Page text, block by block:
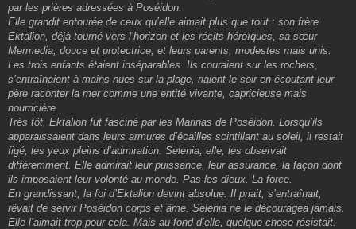
par les prières adressées à Poséidon.
Elle grandit entourée de ceux qu’elle aimait plus que tout : son frère
Ektalion, déjà tourné vers l’horizon et les récits héroïques, sa sœur
Mermedia, douce et protectrice, et leurs parents, modestes mais unis.
Les trois enfants étaient inséparables. Ils couraient sur les rochers,
s’entraînaient à mains nues sur la plage, riaient le soir en écoutant leur
père raconter la mer comme une entité vivante, capricieuse mais
nourricière.
Très tôt, Ektalion fut fasciné par les Marinas de Poséidon. Lorsqu’ils
apparaissaient dans leurs armures d’écailles scintillant au soleil, il restait
figé, les yeux pleins d’admiration. Selenia, elle, les observait
différemment. Elle admirait leur puissance, leur assurance, la façon dont
ils imposaient leur volonté au monde. Pas les dieux. La force.
En grandissant, la foi d’Ektalion devint absolue. Il priait, s’entraînait,
rêvait de servir Poséidon corps et âme. Selenia ne le découragea jamais.
Elle l’aimait trop pour cela. Mais au fond d’elle, quelque chose résistait.